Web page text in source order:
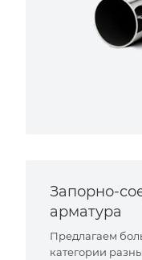
Запорно-
арматура
Предлагаем
категории